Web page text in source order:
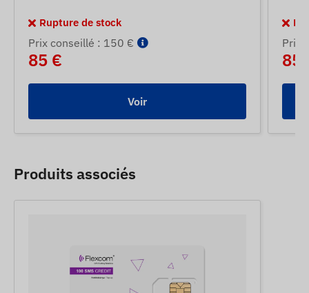
Rupture de stock
Prix ​​conseillé : 150 €
85 €
Voir
Prix
85
Produits associés